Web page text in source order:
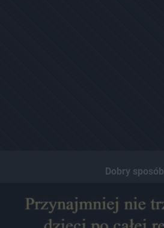
Dobry sposób